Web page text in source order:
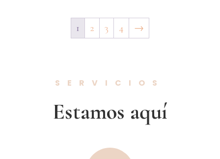
1 2 3 4 →
SERVICIOS
Estamos aquí